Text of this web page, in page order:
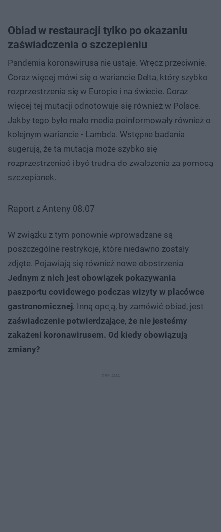
Obiad w restauracji tylko po okazaniu
zaświadczenia o szczepieniu
Pandemia koronawirusa nie ustaje. Wręcz przeciwnie.
Coraz więcej mówi się o wariancie Delta, który szybko
rozprzestrzenia się w Europie i na świecie. Coraz
więcej tej mutacji odnotowuje się również w Polsce.
Jakby tego było mało media poinformowały również o
kolejnym wariancie - Lambda. Wstępne badania
sugerują, że ta mutacja może szybko się
rozprzestrzeniać i być trudna do zwalczenia za pomocą
szczepionek.
Raport z Anteny 08.07
W związku z tym ponownie wprowadzane są
poszczególne restrykcje, które niedawno zostały
zdjęte. Pojawiają się również nowe obostrzenia.
Jednym z nich jest obowiązek pokazywania
paszportu covidowego podczas wizyty w placówce
gastronomicznej. Inną opcją, by zamówić obiad, jest
zaświadczenie potwierdzające, że nie jesteśmy
zakażeni koronawirusem. Od kiedy obowiązują
zmiany?